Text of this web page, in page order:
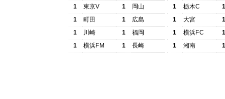
1
東京V 1
岡山
1
町田 1
広島
1
川崎 1
福岡
1
横浜FM 1 長崎
1
栃木C
1
大宮
1
横浜FC
1
湘南